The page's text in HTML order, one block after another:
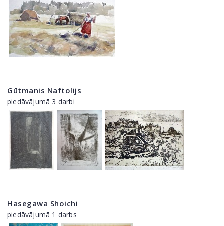
Gūtmanis Naftolijs
piedāvājumā 3 darbi
Hasegawa Shoichi
piedāvājumā 1 darbs